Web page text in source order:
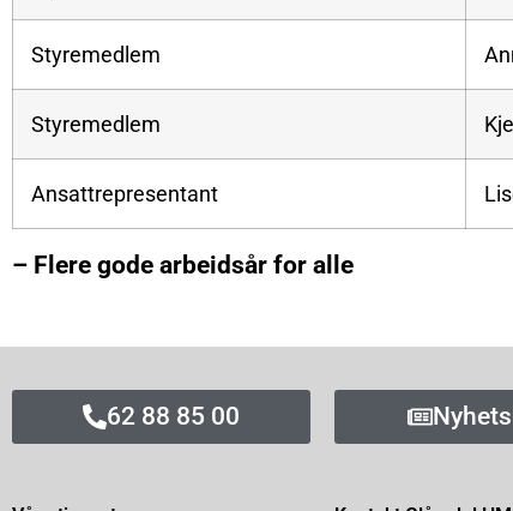
Styremedlem
Styremedlem
Ansattrepresentant
– Flere gode arbeidsår for alle
62 88 85 00